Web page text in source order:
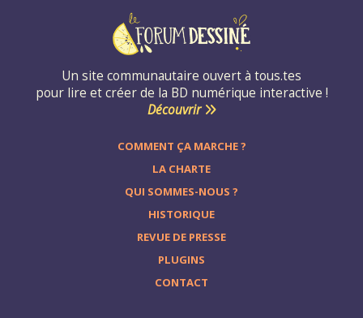
Un site communautaire ouvert à tous.tes
pour lire et créer de la BD numérique interactive !
Découvrir
COMMENT ÇA MARCHE ?
LA CHARTE
QUI SOMMES-NOUS ?
HISTORIQUE
REVUE DE PRESSE
PLUGINS
CONTACT